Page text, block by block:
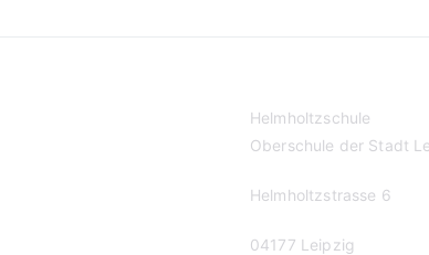
Helmholtzschule
Oberschule der Stadt
Helmholtzstrasse 6
04177 Leipzig